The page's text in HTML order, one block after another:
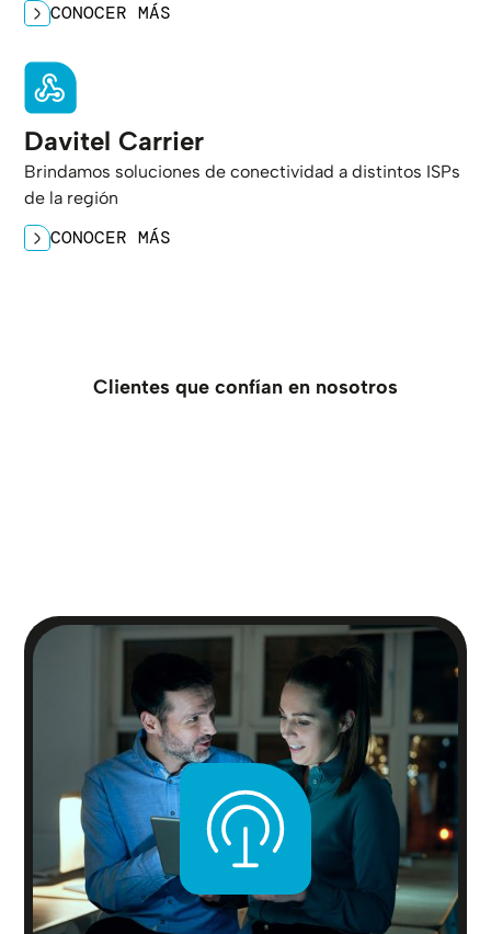
CONOCER MÁS
Davitel Carrier
Brindamos soluciones de conectividad a distintos ISPs
de la región
CONOCER MÁS
Clientes que confían en nosotros